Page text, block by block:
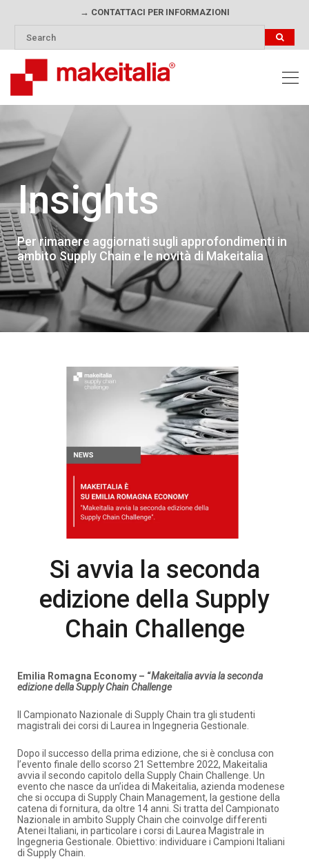
→ CONTATTACI PER INFORMAZIONI
Insights
Per rimanere aggiornati sugli approfondimenti in
ambito Supply Chain e le novità di Makeitalia
Si avvia la seconda
edizione della Supply
Chain Challenge
Emilia Romagna Economy – “Makeitalia avvia la seconda
edizione della Supply Chain Challenge
Il Campionato Nazionale di Supply Chain tra gli studenti
magistrali dei corsi di Laurea in Ingegneria Gestionale.
Dopo il successo della prima edizione, che si è conclusa con
l’evento finale dello scorso 21 Settembre 2022, Makeitalia
avvia il secondo capitolo della Supply Chain Challenge. Un
evento che nasce da un’idea di Makeitalia, azienda modenese
che si occupa di Supply Chain Management, la gestione della
catena di fornitura, da oltre 14 anni. Si tratta del Campionato
Nazionale in ambito Supply Chain che coinvolge differenti
Atenei Italiani, in particolare i corsi di Laurea Magistrale in
Ingegneria Gestionale. Obiettivo: individuare i Campioni Italiani
di Supply Chain.